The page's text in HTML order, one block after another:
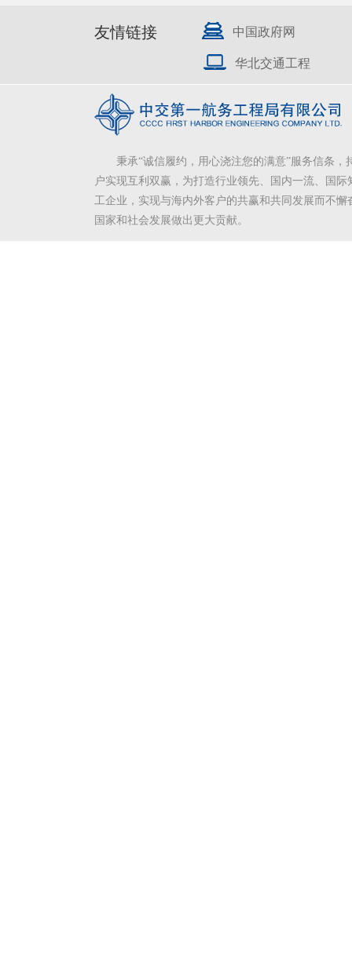
友情链接 中国政府网
华北交通工程
秉承“诚信履约，用心浇注您的满意”服务信条，
户实现互利双赢，为打造行业领先、国内一流、国际
工企业，实现与海内外客户的共赢和共同发展而不懈
国家和社会发展做出更大贡献。